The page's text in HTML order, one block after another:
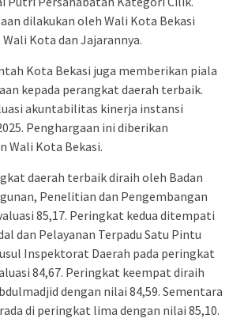
dilakukan oleh Wali Kota Bekasi
Kota dan Jajarannya.
Kota Bekasi juga memberikan piala
kepada perangkat daerah terbaik.
akuntabilitas kinerja instansi
Penghargaan ini diberikan
Wali Kota Bekasi.
daerah terbaik diraih oleh Badan
Penelitian dan Pengembangan
85,17. Peringkat kedua ditempati
dan Pelayanan Terpadu Satu Pintu
Inspektorat Daerah pada peringkat
84,67. Peringkat keempat diraih
dengan nilai 84,59. Sementara
di peringkat lima dengan nilai 85,10.